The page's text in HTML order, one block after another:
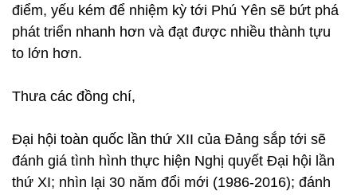
điểm, yếu kém để nhiệm kỳ tới Phú Yên sẽ bứt phá
phát triển nhanh hơn và đạt được nhiều thành tựu
to lớn hơn.
Thưa các đồng chí,
Đại hội toàn quốc lần thứ XII của Đảng sắp tới sẽ
đánh giá tình hình thực hiện Nghị quyết Đại hội lần
thứ XI; nhìn lại 30 năm đổi mới (1986-2016); đánh